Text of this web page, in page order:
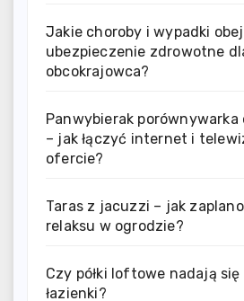
Jakie choroby i wypadki
ubezpieczenie zdrowotne
obcokrajowca?
Panwybierak
– jak łączyć internet i
ofercie?
Taras z jacuzzi – jak
relaksu w ogrodzie?
Czy półki loftowe nadają się
łazienki?